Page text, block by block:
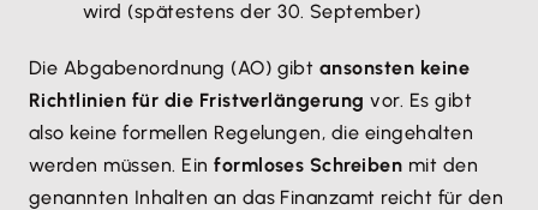
wird (spätestens der 30. September)
Die Abgabenordnung (AO) gibt ansonsten keine
Richtlinien für die Fristverlängerung vor. Es gibt
also keine formellen Regelungen, die eingehalten
werden müssen. Einformloses Schreiben mit den
genannten Inhalten an das Finanzamt reicht für den